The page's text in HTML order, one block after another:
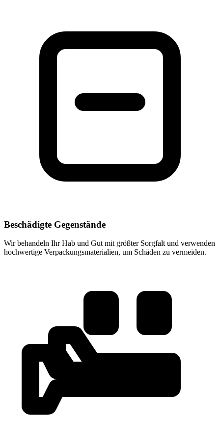
Beschädigte Gegenstände
Wir behandeln Ihr Hab und Gut mit größter Sorgfalt und verwenden
hochwertige Verpackungsmaterialien, um Schäden zu vermeiden.